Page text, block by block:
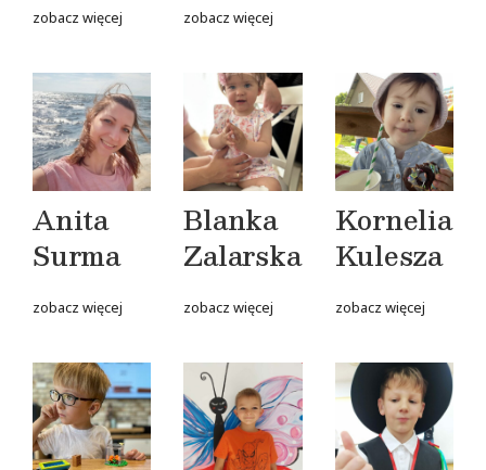
zobacz więcej zobacz więcej
Anita
Surma
zobacz więcej
Blanka
Zalarska
zobacz więcej
Kornelia
Kulesza
zobacz więcej